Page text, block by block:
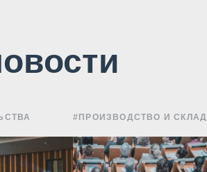
#ПРОИЗВОДСТВО И СКЛАД